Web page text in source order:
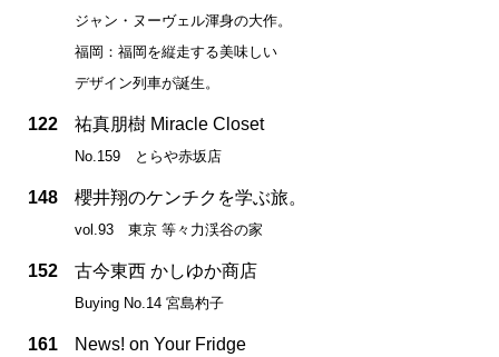
ジャン・ヌーヴェル渾身の大作。
福岡：福岡を縦走する美味しい
デザイン列車が誕生。
122 祐真朋樹 Miracle Closet
No.159 とらや赤坂店
148 櫻井翔のケンチクを学ぶ旅。
vol.93 東京 等々力渓谷の家
152 古今東西 かしゆか商店
Buying No.14 宮島杓子
161 News! on Your Fridge